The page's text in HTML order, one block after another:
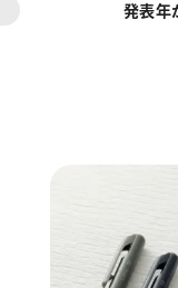
発表年